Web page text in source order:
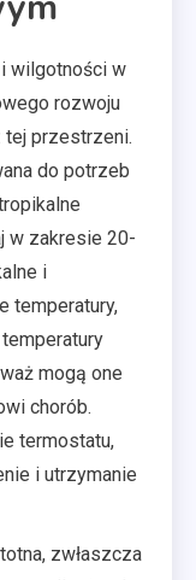
wilgotności w
rozwoju
przestrzeni.
do potrzeb
w zakresie 20-
i
temperatury,
mogą one
chorób.
termostatu,
i utrzymanie
zwłaszcza